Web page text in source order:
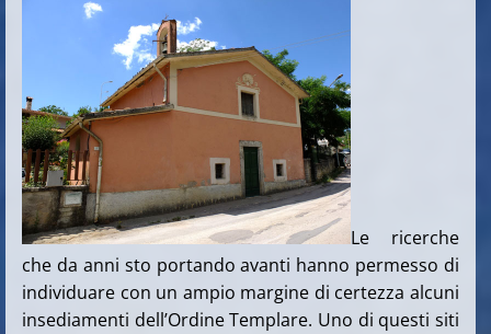
Le ricerche
che da anni sto portando avanti hanno permesso di
individuare con un ampio margine di certezza alcuni
insediamenti dell’Ordine Templare. Uno di questi siti